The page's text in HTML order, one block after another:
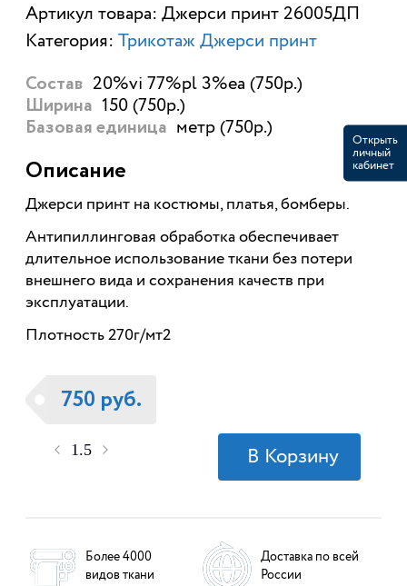
Артикул товара: Джерси принт 26005ДП
Категория: Трикотаж Джерси принт
Состав 20%vi 77%pl 3%ea (750р.)
Ширина 150 (750р.)
Базовая единица метр (750р.)
Описание
Джерси принт на костюмы, платья, бомберы.
Антипиллинговая обработка обеспечивает
длительное использование ткани без потери
внешнего вида и сохранения качеств при
эксплуатации.
Плотность 270г/мт2
750 руб.
Более 4000
видов ткани
Доставка по всей
России
Открыть
личный
кабинет